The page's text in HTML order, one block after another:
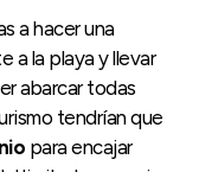
a hacer una
a la playa y llevar
abarcar todas
tendrían que
para encajar